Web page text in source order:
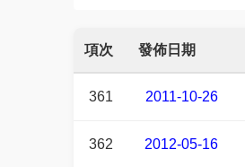
項次 發佈日期
361 2011-10-26
362 2012-05-16